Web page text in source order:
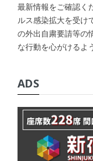
最新情報をご確認く
ルス感染拡大を受け
の外出自粛要請等の
な行動を心がけるよ
ADS